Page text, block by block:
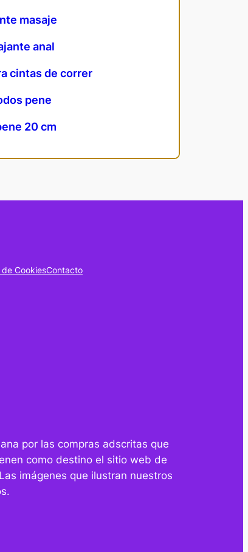
masaje
anal
cintas de correr
pene
20 cm
CookiesContacto
por las compras adscritas que
como destino el sitio web de
imágenes que ilustran nuestros